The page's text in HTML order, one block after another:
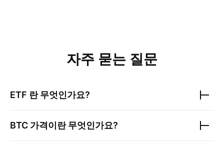
자주 묻는 질문
ETF 란 무엇인가요?
BTC 가격이란 무엇인가요?